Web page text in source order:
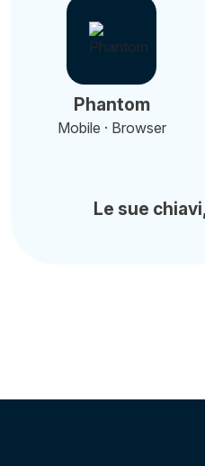
Phantom
Mobile · Browser
Le sue